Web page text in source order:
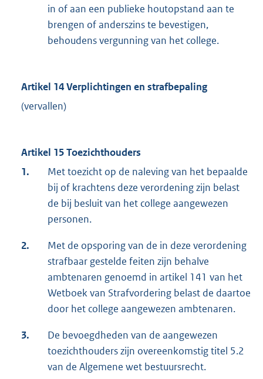
in of aan een publieke houtopstand aan te
brengen of anderszins te bevestigen,
behoudens vergunning van het college.
Artikel 14 Verplichtingen en strafbepaling
(vervallen)
Artikel 15 Toezichthouders
1.
Met toezicht op de naleving van het bepaalde
bij of krachtens deze verordening zijn belast
de bij besluit van het college aangewezen
personen.
2.
Met de opsporing van de in deze verordening
strafbaar gestelde feiten zijn behalve
ambtenaren genoemd in artikel 141 van het
Wetboek van Strafvordering belast de daartoe
door het college aangewezen ambtenaren.
3.
De bevoegdheden van de aangewezen
toezichthouders zijn overeenkomstig titel 5.2
van de Algemene wet bestuursrecht.